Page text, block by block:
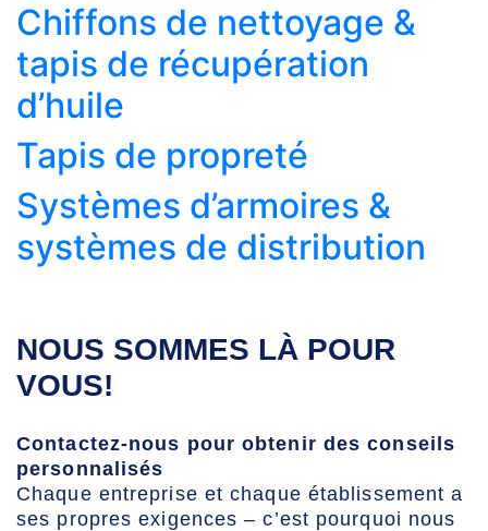
Chiffons de nettoyage &
tapis de récupération
d’huile
Tapis de propreté
Systèmes d’armoires &
systèmes de distribution
NOUS SOMMES LÀ POUR
VOUS!
Contactez-nous pour obtenir des conseils
personnalisés
Chaque entreprise et chaque établissement a
ses propres exigences – c’est pourquoi nous